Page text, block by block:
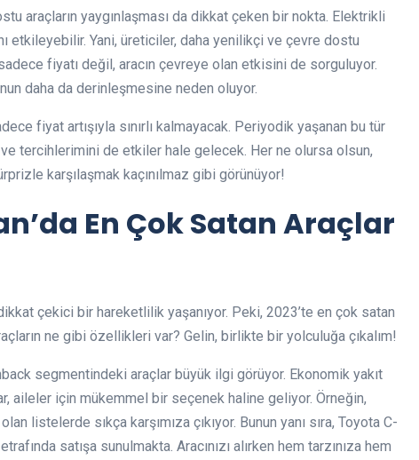
araçların yaygınlaşması da dikkat çeken bir nokta. Elektrikli
etkileyebilir. Yani, üreticiler, daha yenilikçi ve çevre dostu
fiyatı değil, aracın çevreye olan etkisini de sorguluyor.
daha da derinleşmesine neden oluyor.
fiyat artışıyla sınırlı kalmayacak. Periyodik yaşanan bu tür
ve tercihlerimini de etkiler hale gelecek. Her ne olursa olsun,
karşılaşmak kaçınılmaz gibi görünüyor!
En Çok Satan Araçlar
çekici bir hareketlilik yaşanıyor. Peki, 2023’te en çok satan
ne gibi özellikleri var? Gelin, birlikte bir yolculuğa çıkalım!
segmentindeki araçlar büyük ilgi görüyor. Ekonomik yakıt
aileler için mükemmel bir seçenek haline geliyor. Örneğin,
listelerde sıkça karşımıza çıkıyor. Bunun yanı sıra, Toyota C-
satışa sunulmakta. Aracınızı alırken hem tarzınıza hem